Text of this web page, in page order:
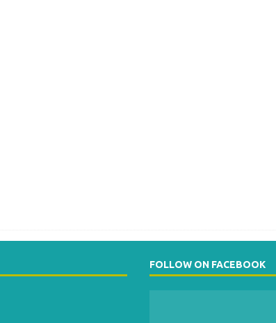
FOLLOW ON FACEBOOK